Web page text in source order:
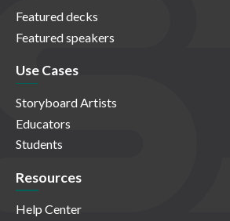
Featured decks
Featured speakers
Use Cases
Storyboard Artists
Educators
Students
Resources
Help Center